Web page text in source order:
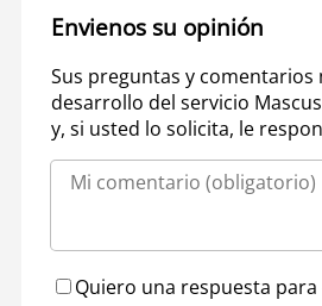
Envienos su opinión
Sus preguntas y
desarrollo del servicio
y, si usted lo solicita, le
Quiero una respuesta